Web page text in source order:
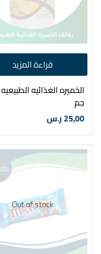
قراءة المزيد
جم
25,00ر.س
Out of stock